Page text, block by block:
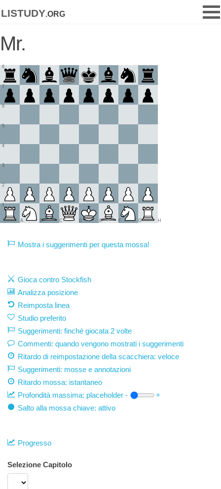
listudy.org
Mr.
1
2
3
4
5
6
7
8
A B C D E F G H
Mostra i suggerimenti per questa mossa!
Gioca contro Stockfish
Analizza posizione
Reimposta linea
Studio preferito
Suggerimenti: finché giocata 2 volte
Commenti: quando vengono mostrati i suggerimenti
Ritardo di reimpostazione della scacchiera: veloce
Suggerimenti: mosse e annotazioni
Ritardo mossa: istantaneo
Profondità massima: placeholder -
+
Salto alla mossa chiave: attivo
Progresso
Selezione Capitolo